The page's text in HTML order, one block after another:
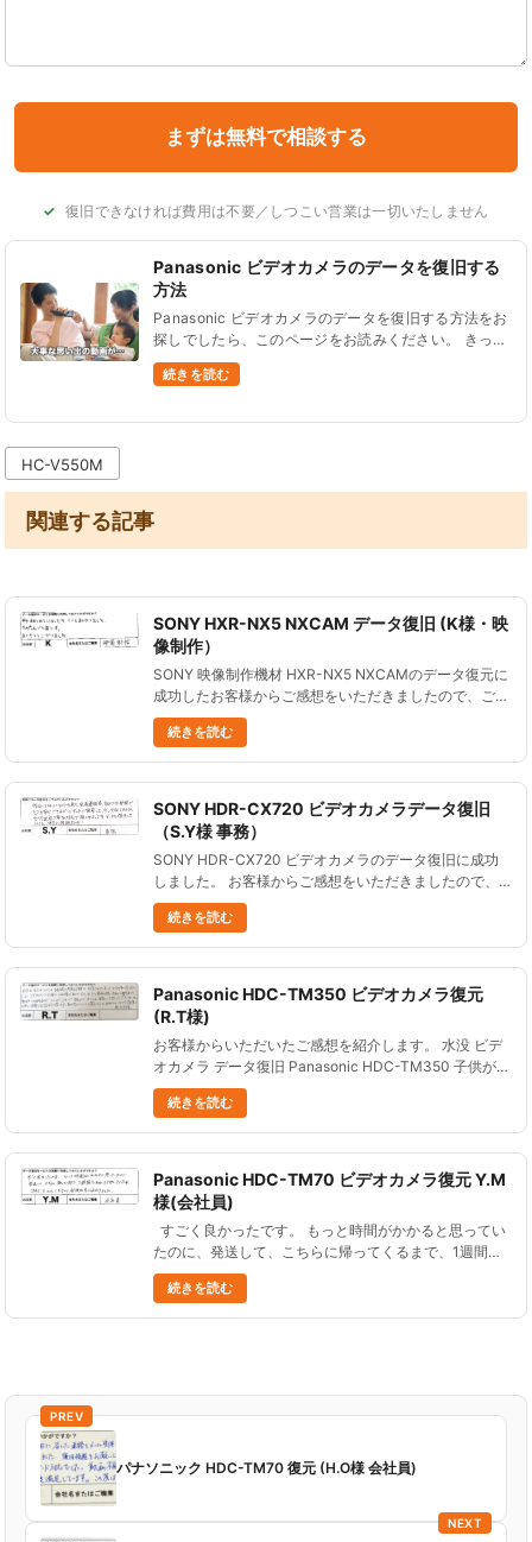
復旧できなければ費用は不要／しつこい営業は一切いたしません
Panasonic ビデオカメラのデータを復旧する
方法
Panasonic ビデオカメラのデータを復旧する方法をお
探しでしたら、このページをお読みください。 きっと
あなたの悩みを解決できるはずです。 電源が入らな
い、画面が映らない、タッチパネルが反応しない、誤
続きを読む
HC-V550M
関連する記事
SONY HXR-NX5 NXCAM データ復旧 (K様・映
像制作）
SONY 映像制作機材 HXR-NX5 NXCAMのデータ復元に
成功したお客様からご感想をいただきましたので、ご紹
介します。 ソニー NXCAM HXR-NX5 FLASH
MEMORYのデータ復旧 半分あきらめていまし......
続きを読む
SONY HDR-CX720 ビデオカメラデータ復旧
（S.Y様 事務）
SONY HDR-CX720 ビデオカメラのデータ復旧に成功
しました。 お客様からご感想をいただきましたので、
ご紹介します。 復旧してほしいカメラを送り、到着連
絡等、細やかな連絡がとても安心できました。 ネット
で検索して......
続きを読む
Panasonic HDC-TM350 ビデオカメラ復元
(R.T様)
お客様からいただいたご感想を紹介します。 水没 ビデ
オカメラ データ復旧 Panasonic HDC-TM350 子供が生
まれてからの８年間の成長記録を水没させてしまってか
なり動揺しましたが、ビデオカメラデータ復旧専門
店......
続きを読む
Panasonic HDC-TM70 ビデオカメラ復元 Y.M
様(会社員)
すごく良かったです。 もっと時間がかかると思ってい
たのに、発送して、こちらに帰ってくるまで、1週間も
かかりませんでした。 こまめにメールもくださって、
状況が良く分かりました。 Panasonic HDC-T......
続きを読む
PREV
パナソニック HDC-TM70 復元 (H.O様 会社員)
NEXT